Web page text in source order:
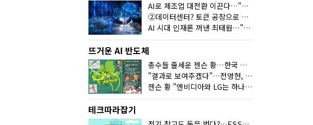
AI로 제조업 대전환 이끈다…"2030년까지 민관합동 20조 투자"
②데이터센터? 토큰 공장으로 변신
AI 시대 인재론 꺼낸 최태원…"협업이 경쟁력"
뜨거운 AI 반도체
총수들 줄세운 젠슨 황…한국 산업계 새판 짰다
"결과로 보여주겠다"…전영현, 젠슨 황과 HBM5 논의
젠슨 황 "엔비디아와 LG는 하나의 거대한 팀"
테크따라잡기